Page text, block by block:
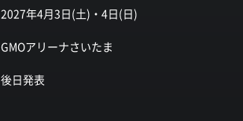
2027年4月3日(土)・4日(日)
GMOアリーナさいたま
後日発表